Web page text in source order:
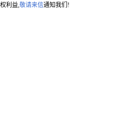
利益,敬请来信通知我们!